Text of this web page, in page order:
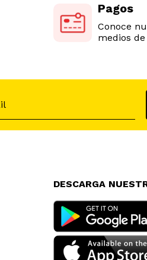
Pagos
Conoce
medios de
DESCARGA